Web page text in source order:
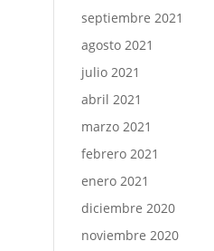
septiembre 2021
agosto 2021
julio 2021
abril 2021
marzo 2021
febrero 2021
enero 2021
diciembre 2020
noviembre 2020